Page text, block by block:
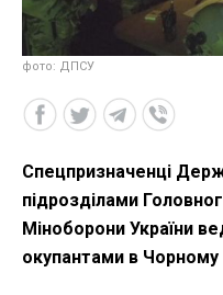
фото: ДПСУ
Спецпризначенці
підрозділами
Міноборони України
окупантами в Чорному